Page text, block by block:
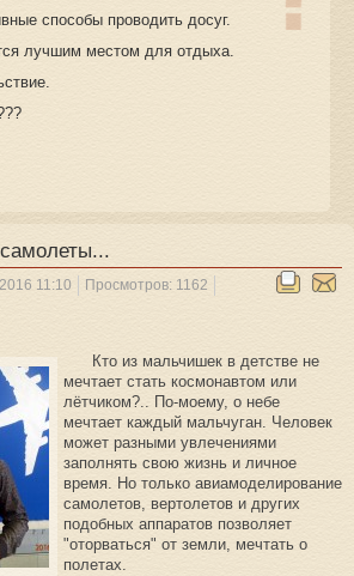
способы проводить досуг.
лучшим местом для отдыха.
11:10 Просмотров: 1162
Кто из мальчишек в детстве не
мечтает стать космонавтом или
лётчиком?.. По-моему, о небе
мечтает каждый мальчуган. Человек
может разными увлечениями
заполнять свою жизнь и личное
время. Но только авиамоделирование
самолетов, вертолетов и других
подобных аппаратов позволяет
"оторваться" от земли, мечтать о
полетах.